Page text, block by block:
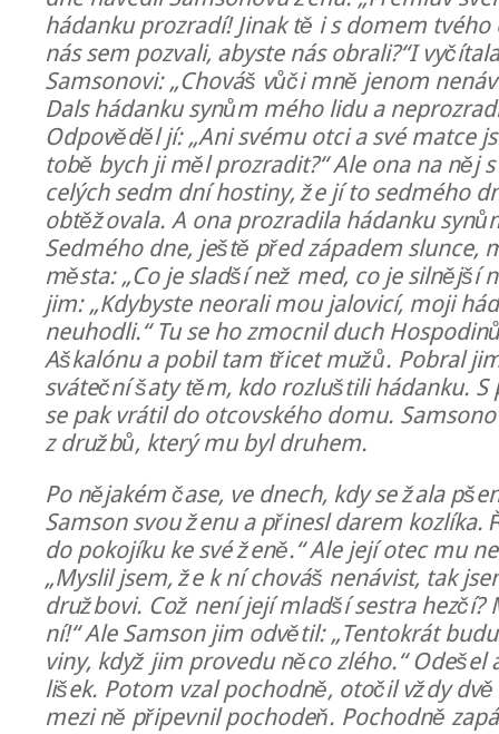
hádanku prozradí! Jinak tě i s domem
nás sem pozvali, abyste nás obrali?“I
Samsonovi: „Chováš vůči mně jenom
Dals hádanku synům mého lidu a
Odpověděl jí: „Ani svému otci a své matce
tobě bych ji měl prozradit?“ Ale ona na něj
celých sedm dní hostiny, že jí to sedmého
obtěžovala. A ona prozradila hádanku
Sedmého dne, ještě před západem slunce,
města: „Co je sladší než med, co je silnější
jim: „Kdybyste neorali mou jalovicí, moji
neuhodli.“ Tu se ho zmocnil duch
Aškalónu a pobil tam třicet mužů. Pobral
sváteční šaty těm, kdo rozluštili hádanku.
se pak vrátil do otcovského domu.
z družbů, který mu byl druhem.
Po nějakém čase, ve dnech, kdy se žala
Samson svou ženu a přinesl darem kozlíka.
do pokojíku ke své ženě.“ Ale její otec mu
„Myslil jsem, že k ní chováš nenávist, tak
družbovi. Což není její mladší sestra hezčí?
ní!“ Ale Samson jim odvětil: „Tentokrát
viny, když jim provedu něco zlého.“ Odešel
lišek. Potom vzal pochodně, otočil vždy dvě
mezi ně připevnil pochodeň. Pochodně